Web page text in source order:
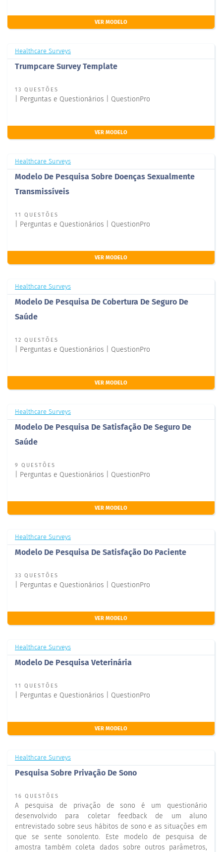
VER MODELO
Healthcare Surveys
Trumpcare Survey Template
13 QUESTÕES
| Perguntas e Questionários | QuestionPro
VER MODELO
Healthcare Surveys
Modelo De Pesquisa Sobre Doenças Sexualmente
Transmissíveis
11 QUESTÕES
| Perguntas e Questionários | QuestionPro
VER MODELO
Healthcare Surveys
Modelo De Pesquisa De Cobertura De Seguro De
Saúde
12 QUESTÕES
| Perguntas e Questionários | QuestionPro
VER MODELO
Healthcare Surveys
Modelo De Pesquisa De Satisfação De Seguro De
Saúde
9 QUESTÕES
| Perguntas e Questionários | QuestionPro
VER MODELO
Healthcare Surveys
Modelo De Pesquisa De Satisfação Do Paciente
33 QUESTÕES
| Perguntas e Questionários | QuestionPro
VER MODELO
Healthcare Surveys
Modelo De Pesquisa Veterinária
11 QUESTÕES
| Perguntas e Questionários | QuestionPro
VER MODELO
Healthcare Surveys
Pesquisa Sobre Privação De Sono
16 QUESTÕES
A pesquisa de privação de sono é um questionário
desenvolvido para coletar feedback de um aluno
entrevistado sobre seus hábitos de sono e as situações em
que se sente sonolento. Este modelo de pesquisa de
amostra também coleta dados sobre outros parâmetros,